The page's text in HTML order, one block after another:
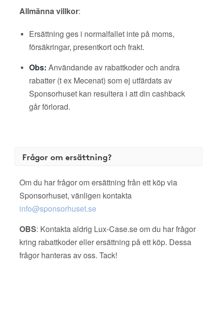
Allmänna villkor:
Ersättning ges i normalfallet inte på moms,
försäkringar, presentkort och frakt.
Obs: Användande av rabattkoder och andra
rabatter (t ex Mecenat) som ej utfärdats av
Sponsorhuset kan resultera i att din cashback
går förlorad.
Frågor om ersättning?
Om du har frågor om ersättning från ett köp via
Sponsorhuset, vänligen kontakta
info@sponsorhuset.se
OBS: Kontakta aldrig Lux-Case.se om du har frågor
kring rabattkoder eller ersättning på ett köp. Dessa
frågor hanteras av oss. Tack!